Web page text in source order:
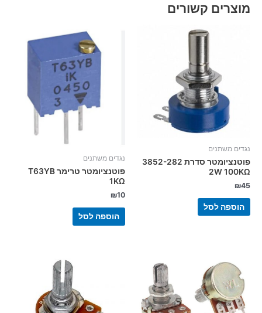
מוצרים קשורים
נגדים משתנים
פוטנציומטר סדרת 3852-282
2W 100KΩ
₪45
הוספה לסל
נגדים משתנים
פוטנציומטר טרימר T63YB
1KΩ
₪10
הוספה לסל